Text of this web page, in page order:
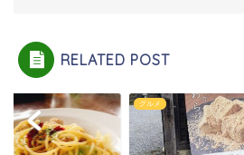
RELATED POST
グルメ